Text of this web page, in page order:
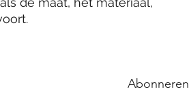
Abonneren